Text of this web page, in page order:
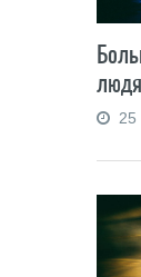
25